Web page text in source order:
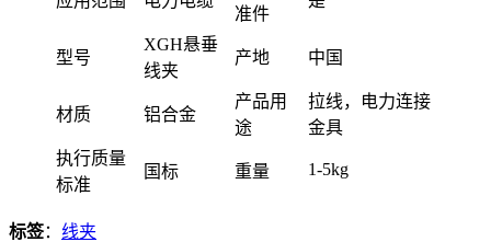
准件
型号
XGH悬垂
线夹
产地 中国
材质 铝合金
产品用
途
拉线，电力连接
金具
执行质量
标准
国标 重量 1-5kg
标签： 线夹